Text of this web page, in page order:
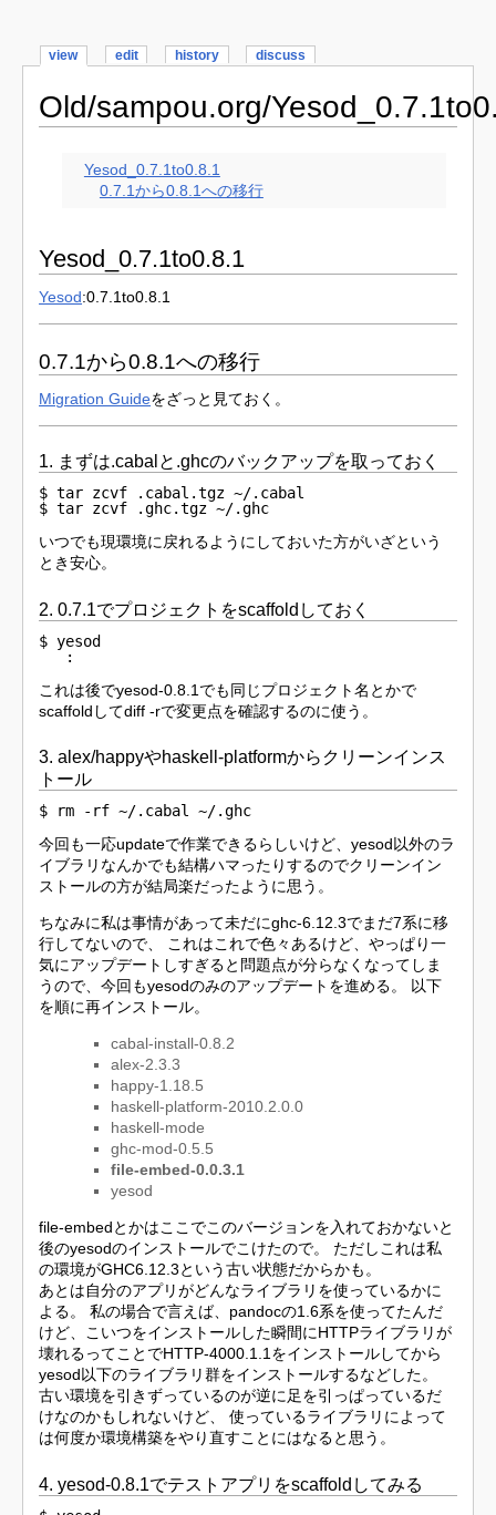
view edit history discuss
Old/sampou.org/
Yesod_0.7.1to0.8.1
0.7.1から0.8.1への移行
Yesod_0.7.1to0.8.1
Yesod:0.7.1to0.8.1
0.7.1から0.8.1への移行
Migration Guideをざっと見ておく。
1. まずは.cabalと.ghcのバックアップを取っておく
$ tar zcvf .cabal.tgz ~/.cabal
$ tar zcvf .ghc.tgz ~/.ghc
いつでも現環境に戻れるようにしておいた方がいざという
とき安心。
2. 0.7.1でプロジェクトをscaffoldしておく
$ yesod
   :
これは後でyesod-0.8.1でも同じプロジェクト名とかで
scaffoldしてdiff -rで変更点を確認するのに使う。
3. alex/happyやhaskell-platformからクリーンインス
トール
$ rm -rf ~/.cabal ~/.ghc
今回も一応updateで作業できるらしいけど、yesod以外のラ
イブラリなんかでも結構ハマったりするのでクリーンイン
ストールの方が結局楽だったように思う。
ちなみに私は事情があって未だにghc-6.12.3でまだ7系に移
行してないので、 これはこれで色々あるけど、やっぱり一
気にアップデートしすぎると問題点が分らなくなってしま
うので、今回もyesodのみのアップデートを進める。 以下
を順に再インストール。
cabal-install-0.8.2
alex-2.3.3
happy-1.18.5
haskell-platform-2010.2.0.0
haskell-mode
ghc-mod-0.5.5
file-embed-0.0.3.1
yesod
file-embedとかはここでこのバージョンを入れておかないと
後のyesodのインストールでこけたので。 ただしこれは私
の環境がGHC6.12.3という古い状態だからかも。
あとは自分のアプリがどんなライブラリを使っているかに
よる。 私の場合で言えば、pandocの1.6系を使ってたんだ
けど、こいつをインストールした瞬間にHTTPライブラリが
壊れるってことでHTTP-4000.1.1をインストールしてから
yesod以下のライブラリ群をインストールするなどした。
古い環境を引きずっているのが逆に足を引っぱっているだ
けなのかもしれないけど、 使っているライブラリによって
は何度か環境構築をやり直すことにはなると思う。
4. yesod-0.8.1でテストアプリをscaffoldしてみる